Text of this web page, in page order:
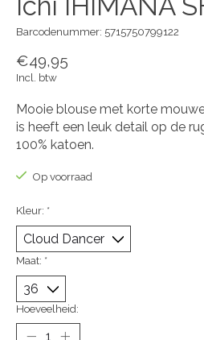
Barcodenummer: 5715750799122
€49,95
Incl. btw
Mooie blouse met korte
is heeft een leuk detail op de
100% katoen.
Op voorraad
Kleur: *
Maat: *
Hoeveelheid: